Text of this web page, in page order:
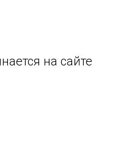
на сайте